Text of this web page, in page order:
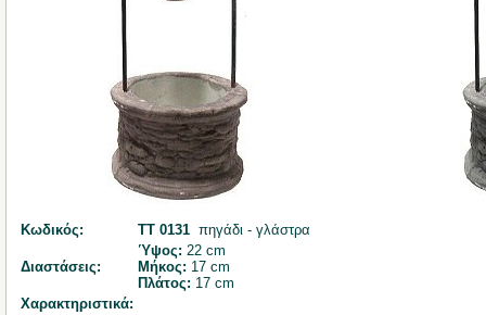
Κωδικός: ΤΤ 0131 πηγάδι - γλάστρα
Διαστάσεις:
Ύψος: 22 cm
Μήκος: 17 cm
Πλάτος: 17 cm
Χαρακτηριστικά: